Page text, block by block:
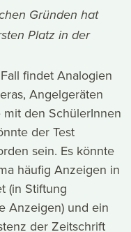
Gründen hat
Platz in der
findet Analogien
Angelgeräten
den SchülerInnen
der Test
sein. Es könnte
häufig Anzeigen in
(in Stiftung
Anzeigen) und ein
der Zeitschrift